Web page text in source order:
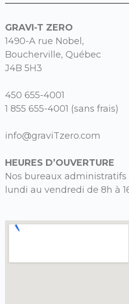
GRAVI-T ZERO
1490-A rue Nobel,
Boucherville, Québec
J4B 5H3
450 655-4001
1 855 655-4001 (sans frais)
info@graviTzero.com
HEURES D’OUVERTURE
Nos bureaux
lundi au vendredi de 8h à